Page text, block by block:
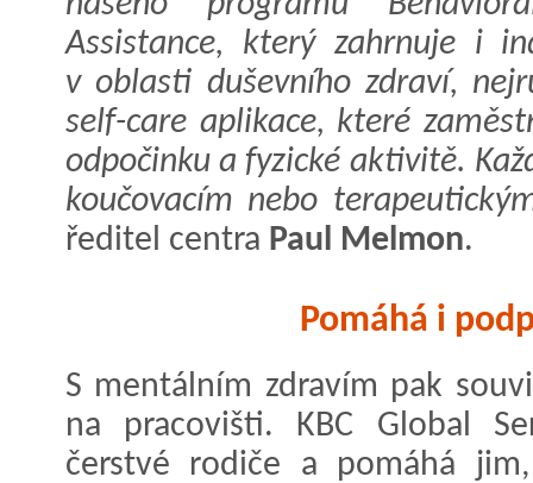
Assistance, který zahrnuje i
v oblasti duševního zdraví,
self-care aplikace, které
odpočinku a fyzické aktivitě.
koučovacím nebo
ředitel centra Paul Melmon.
Pomáhá i
S mentálním zdravím pak
na pracovišti. KBC Global
čerstvé rodiče a pomáhá